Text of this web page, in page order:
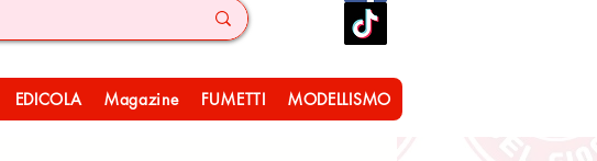
EDICOLA Magazine FUMETTI MODELLISMO